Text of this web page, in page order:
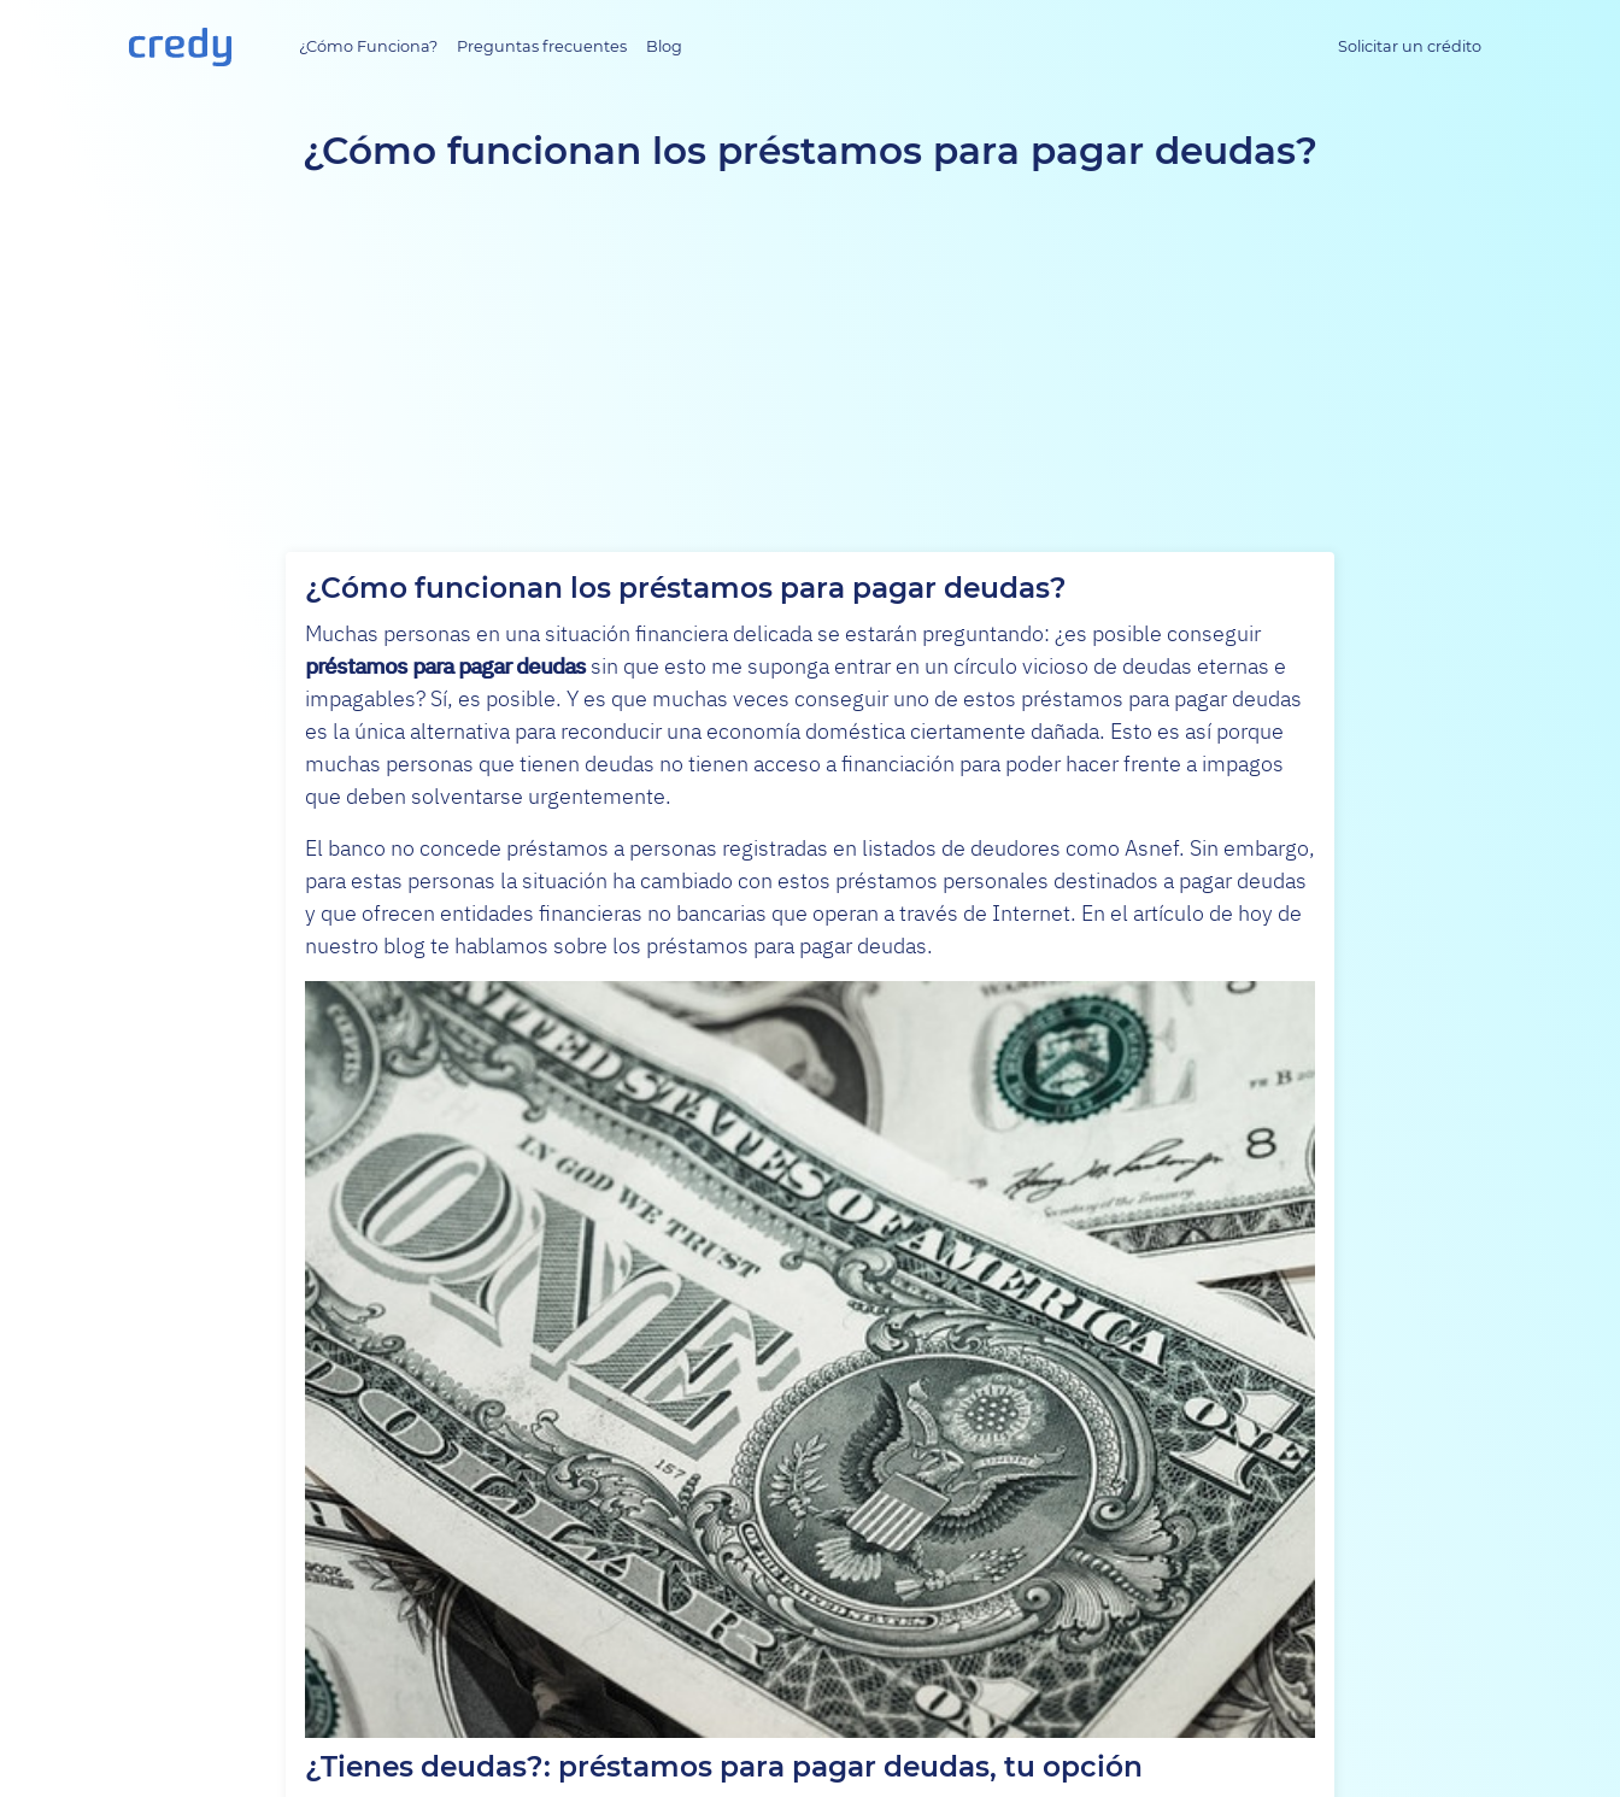
¿Cómo Funciona? Preguntas frecuentes Blog Solicitar un crédito
¿Cómo funcionan los préstamos para pagar deudas?
¿Cómo funcionan los préstamos para pagar deudas?
Muchas personas en una situación financiera delicada se estarán preguntando: ¿es posible conseguir
préstamos para pagar deudassin que esto me suponga entrar en un círculo vicioso de deudas eternas e
impagables? Sí, es posible. Y es que muchas veces conseguir uno de estos préstamos para pagar deudas
es la única alternativa para reconducir una economía doméstica ciertamente dañada. Esto es así porque
muchas personas que tienen deudas no tienen acceso a financiación para poder hacer frente a impagos
que deben solventarse urgentemente.
El banco no concede préstamos a personas registradas en listados de deudores como Asnef. Sin embargo,
para estas personas la situación ha cambiado con estos préstamos personales destinados a pagar deudas
y que ofrecen entidades financieras no bancarias que operan a través de Internet. En el artículo de hoy de
nuestro blog te hablamos sobre los préstamos para pagar deudas.
¿Tienes deudas?: préstamos para pagar deudas, tu opción